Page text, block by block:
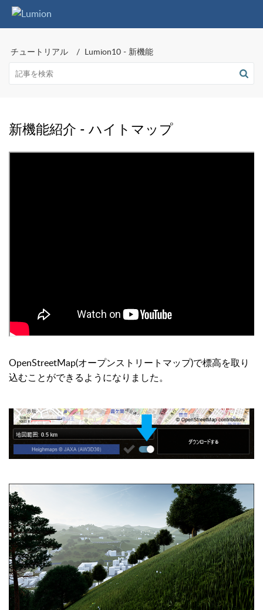
チュートリアル Lumion10 - 新機能
新機能紹介 - ハイトマップ
OpenStreetMap(オープンストリートマップ)で標高を取り
込むことができるようになりました。